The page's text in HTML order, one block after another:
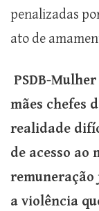
penalizadas
ato de
PSDB-
mães chefes
realidade
de acesso ao
a violência